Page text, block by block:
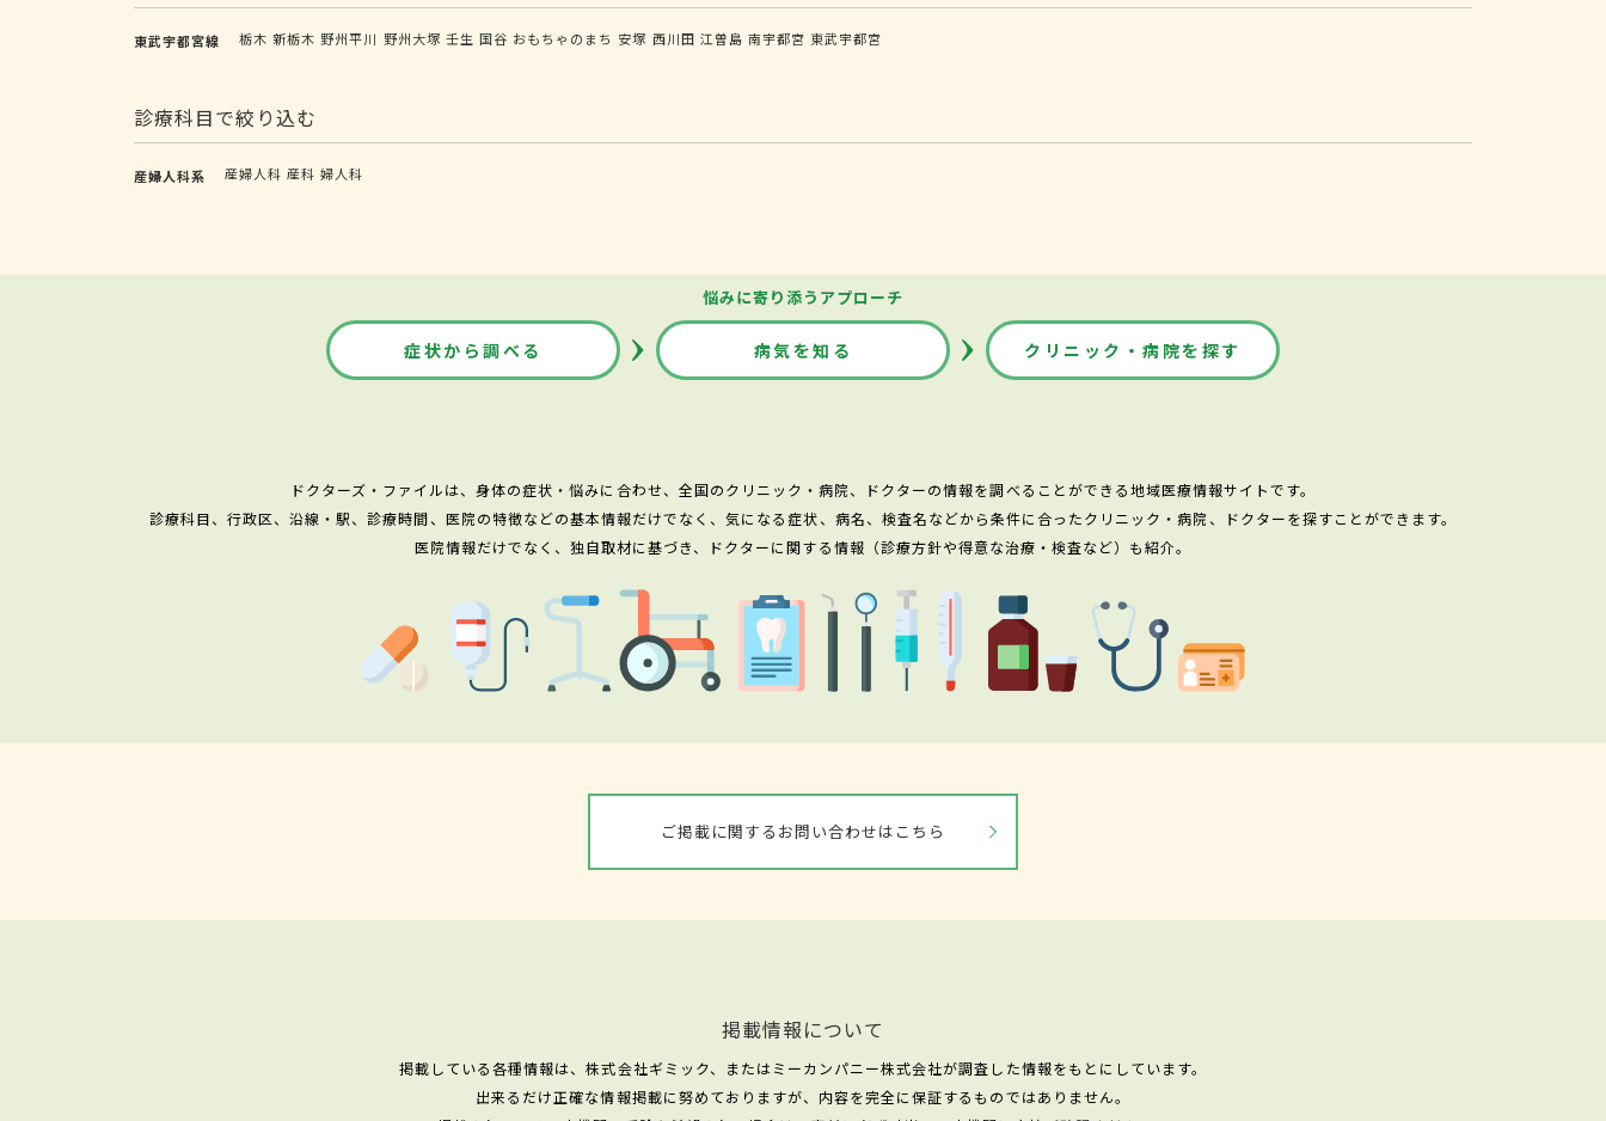
東武宇都宮線 栃木 新栃木 野州平川 野州大塚 壬生 国谷 おもちゃのまち 安塚 西川田 江曽島 南宇都宮 東武宇都宮
診療科目で絞り込む
産婦人科系 産婦人科 産科 婦人科
悩みに寄り添うアプローチ
症状から調べる 病気を知る クリニック・病院を探す
ドクターズ・ファイルは、身体の症状・悩みに合わせ、全国のクリニック・病院、ドクターの情報を調べることができる地域医療情報サイトです。
診療科目、行政区、沿線・駅、診療時間、医院の特徴などの基本情報だけでなく、気になる症状、病名、検査名などから条件に合ったクリニック・病院、ドクターを探すことができます。
医院情報だけでなく、独自取材に基づき、ドクターに関する情報（診療方針や得意な治療・検査など）も紹介。
ご掲載に関するお問い合わせはこちら
掲載情報について
掲載している各種情報は、株式会社ギミック、またはミーカンパニー株式会社が調査した情報をもとにしています。
出来るだけ正確な情報掲載に努めておりますが、内容を完全に保証するものではありません。